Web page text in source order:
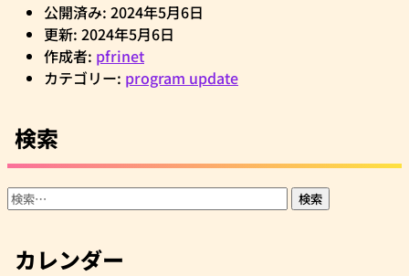
公開済み: 2024年5月6日
更新: 2024年5月6日
作成者: pfrinet
カテゴリー: program update
検索
検
カレンダー